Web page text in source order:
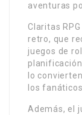
aventuras
Claritas
retro, que
juegos de
lo
los
Además, el